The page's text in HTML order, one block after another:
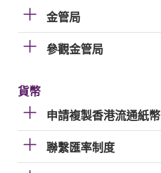
金管局
參觀金管局
貨幣
申請複製香港流通紙幣
聯繫匯率制度